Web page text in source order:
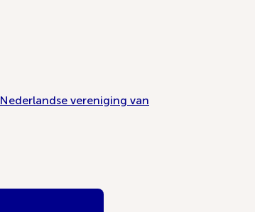
Nederlandse vereniging van